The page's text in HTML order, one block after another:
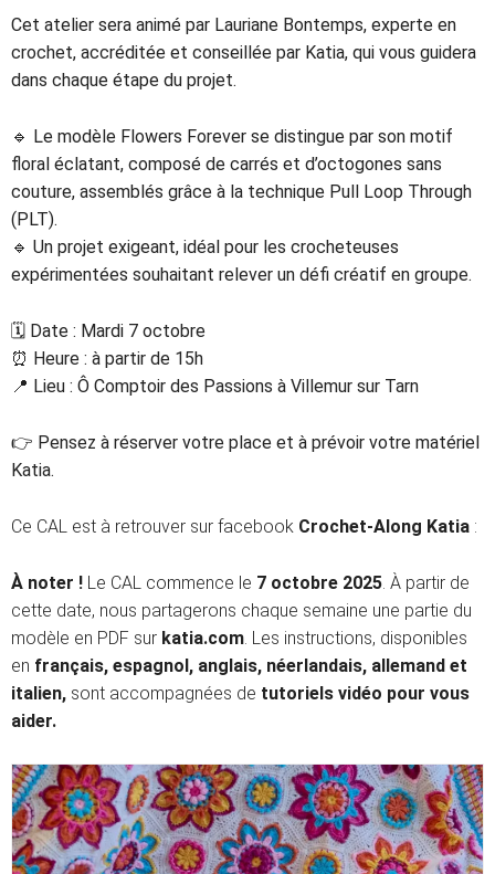
Cet atelier sera animé par Lauriane Bontemps, experte en
crochet, accréditée et conseillée par Katia, qui vous guidera
dans chaque étape du projet.
🔹 Le modèle Flowers Forever se distingue par son motif
floral éclatant, composé de carrés et d’octogones sans
couture, assemblés grâce à la technique Pull Loop Through
(PLT).
🔹 Un projet exigeant, idéal pour les crocheteuses
expérimentées souhaitant relever un défi créatif en groupe.
🗓 Date : Mardi 7 octobre
⏰ Heure : à partir de 15h
📍 Lieu : Ô Comptoir des Passions à Villemur sur Tarn
👉 Pensez à réserver votre place et à prévoir votre matériel
Katia.
Ce CAL est à retrouver sur facebook Crochet-Along Katia :
À noter ! Le CAL commence le 7 octobre 2025. À partir de
cette date, nous partagerons chaque semaine une partie du
modèle en PDF sur katia.com. Les instructions, disponibles
en français, espagnol, anglais, néerlandais, allemand et
italien, sont accompagnées de tutoriels vidéo pour vous
aider.